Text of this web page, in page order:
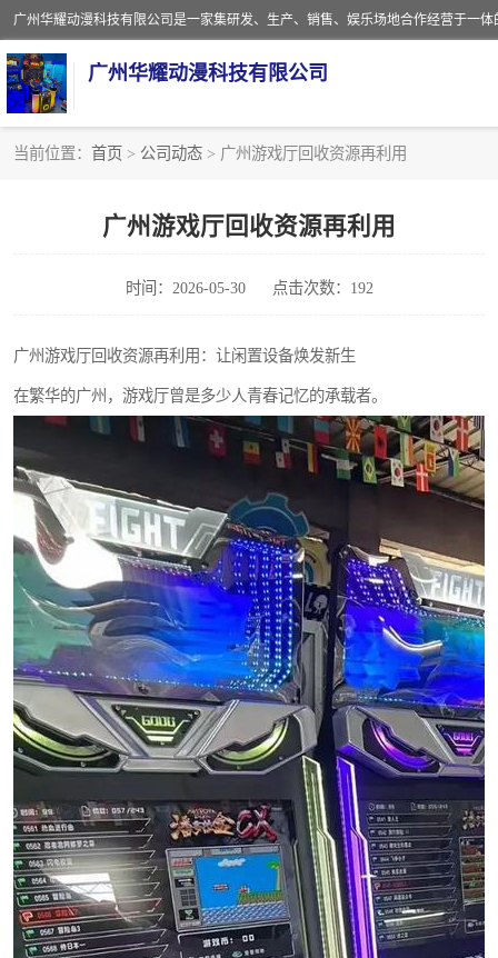
广州华耀动漫科技有限公司
当前位置： 首页 > 公司动态 > 广州游戏厅回收资源再利用
广州游戏厅回收资源再利用
时间：2026-05-30 点击次数：192
广州游戏厅回收资源再利用：让闲置设备焕发新生
在繁华的广州，游戏厅曾是多少人青春记忆的承载者。
游戏厅回收